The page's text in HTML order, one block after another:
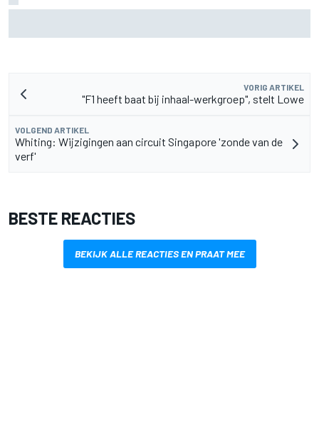
VORIG ARTIKEL
"F1 heeft baat bij inhaal-werkgroep", stelt Lowe
VOLGEND ARTIKEL
Whiting: Wijzigingen aan circuit Singapore 'zonde van de
verf'
BESTE REACTIES
BEKIJK ALLE REACTIES EN PRAAT MEE